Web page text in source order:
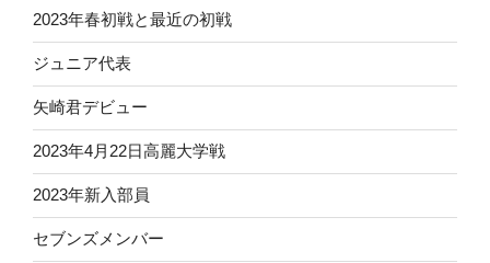
2023年春初戦と最近の初戦
ジュニア代表
矢崎君デビュー
2023年4月22日高麗大学戦
2023年新入部員
セブンズメンバー